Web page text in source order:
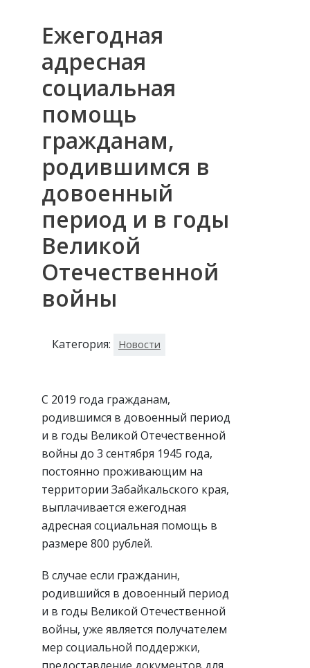
Ежегодная
адресная
социальная
помощь
гражданам,
родившимся в
довоенный
период и в годы
Великой
Отечественной
войны
Категория: Новости
С 2019 года гражданам,
родившимся в довоенный период
и в годы Великой Отечественной
войны до 3 сентября 1945 года,
постоянно проживающим на
территории Забайкальского края,
выплачивается ежегодная
адресная социальная помощь в
размере 800 рублей.
В случае если гражданин,
родившийся в довоенный период
и в годы Великой Отечественной
войны, уже является получателем
мер социальной поддержки,